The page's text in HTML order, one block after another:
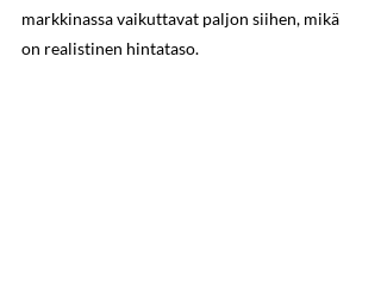
markkinassa vaikuttavat paljon siihen, mikä
on realistinen hintataso.